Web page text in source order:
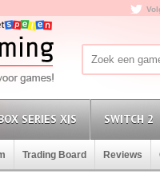
SERIES X|S SWITCH 2
Trading Board Reviews